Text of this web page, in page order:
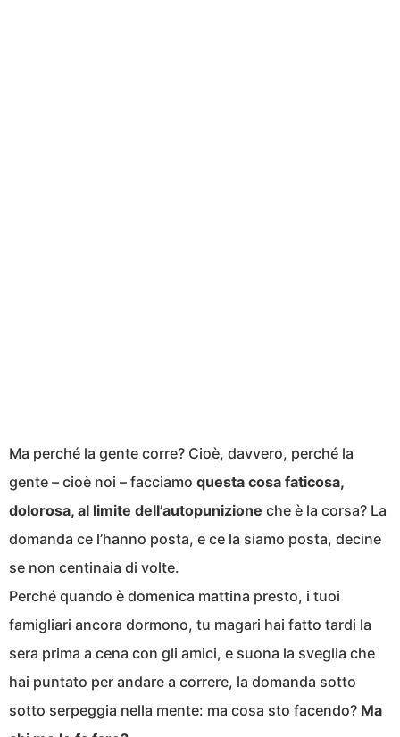
Ma perché la gente corre? Cioè, davvero, perché la
gente – cioè noi – facciamo questa cosa faticosa,
dolorosa, al limite dell’autopunizione che è la corsa? La
domanda ce l’hanno posta, e ce la siamo posta, decine
se non centinaia di volte.
Perché quando è domenica mattina presto, i tuoi
famigliari ancora dormono, tu magari hai fatto tardi la
sera prima a cena con gli amici, e suona la sveglia che
hai puntato per andare a correre, la domanda sotto
sotto serpeggia nella mente: ma cosa sto facendo? Ma